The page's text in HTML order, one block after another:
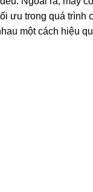
ưu trong quá trình
một cách hiệu